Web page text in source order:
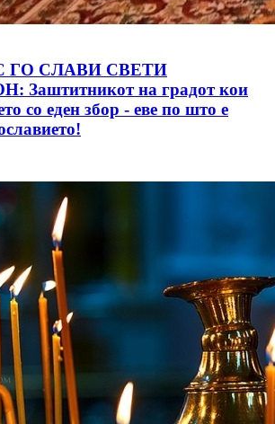
ГО СЛАВИ СВЕТИ
на градот кои
со еден збор - еве по што е